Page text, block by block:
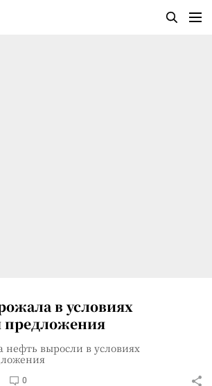
в условиях
предложения
выросли в условиях
0